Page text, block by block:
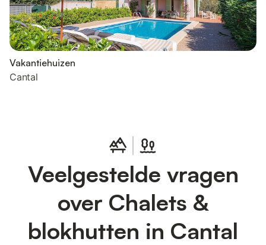
Vakantiehuizen
Cantal
Veelgestelde vragen
over Chalets &
blokhutten in Cantal